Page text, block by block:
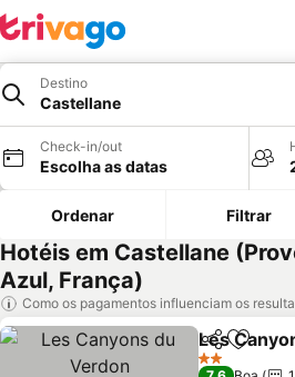
Destino
Castellane
Check-in/out
Escolha as datas
Ordenar Filtrar
Hotéis em Castellane
Azul, França)
Como os pagamentos influenciam os
Partilhar
Les
2 Estrelas